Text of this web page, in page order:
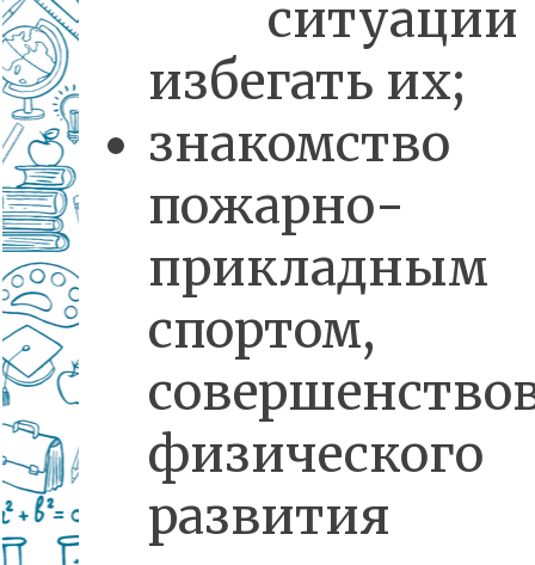
избегать их;
пожарно-
прикладным
спортом,
физического
развития